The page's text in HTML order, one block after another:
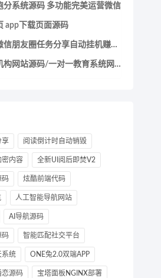
分系统源码 多功能完美运营微信
app下载页面源码
朋友圈任务分享自动挂机赚钱A
网站源码/一对一教育系统网站
享 阅读倒计时自动销毁
密内容 全新UI阅后即焚V2
码 炫酷前端代码
人工智能导航网站
AI导航源码
码 智能匹配社交平台
系统 ONE兔2.0双端APP
恋源码 宝塔面板NGINX部署